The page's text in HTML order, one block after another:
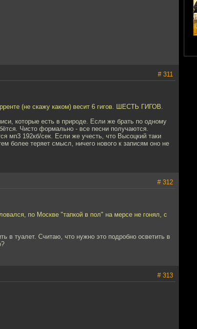
# 311
(не скажу каком) весит 6 гигов. ШЕСТЬ ГИГОВ.
которые есть в природе. Если же брать по одному
Чисто формально - все песни получаются.
мп3 192кб/cек. Если же учесть, что Высоцкий таки
более теряет смысл, ничего нового к записям оно не
# 312
по Москве "тапкой в пол" на мерсе не гонял, с
в туалет. Считаю, что нужно это подробно осветить в
# 313